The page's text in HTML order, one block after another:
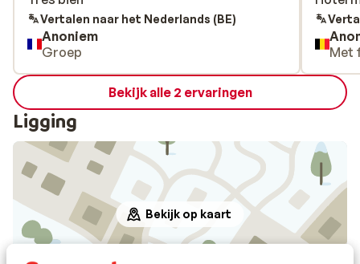
Vertalen naar het Nederlands (BE)
Anoniem
Groep
Met
Bekijk alle 2 ervaringen
Ligging
Bekijk op kaart